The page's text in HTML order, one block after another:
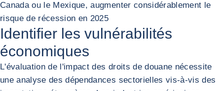
Canada ou le Mexique, augmenter considérablement le
risque de récession en 2025
Identifier les vulnérabilités
économiques
L'évaluation de l'impact des droits de douane nécessite
une analyse des dépendances sectorielles vis-à-vis des